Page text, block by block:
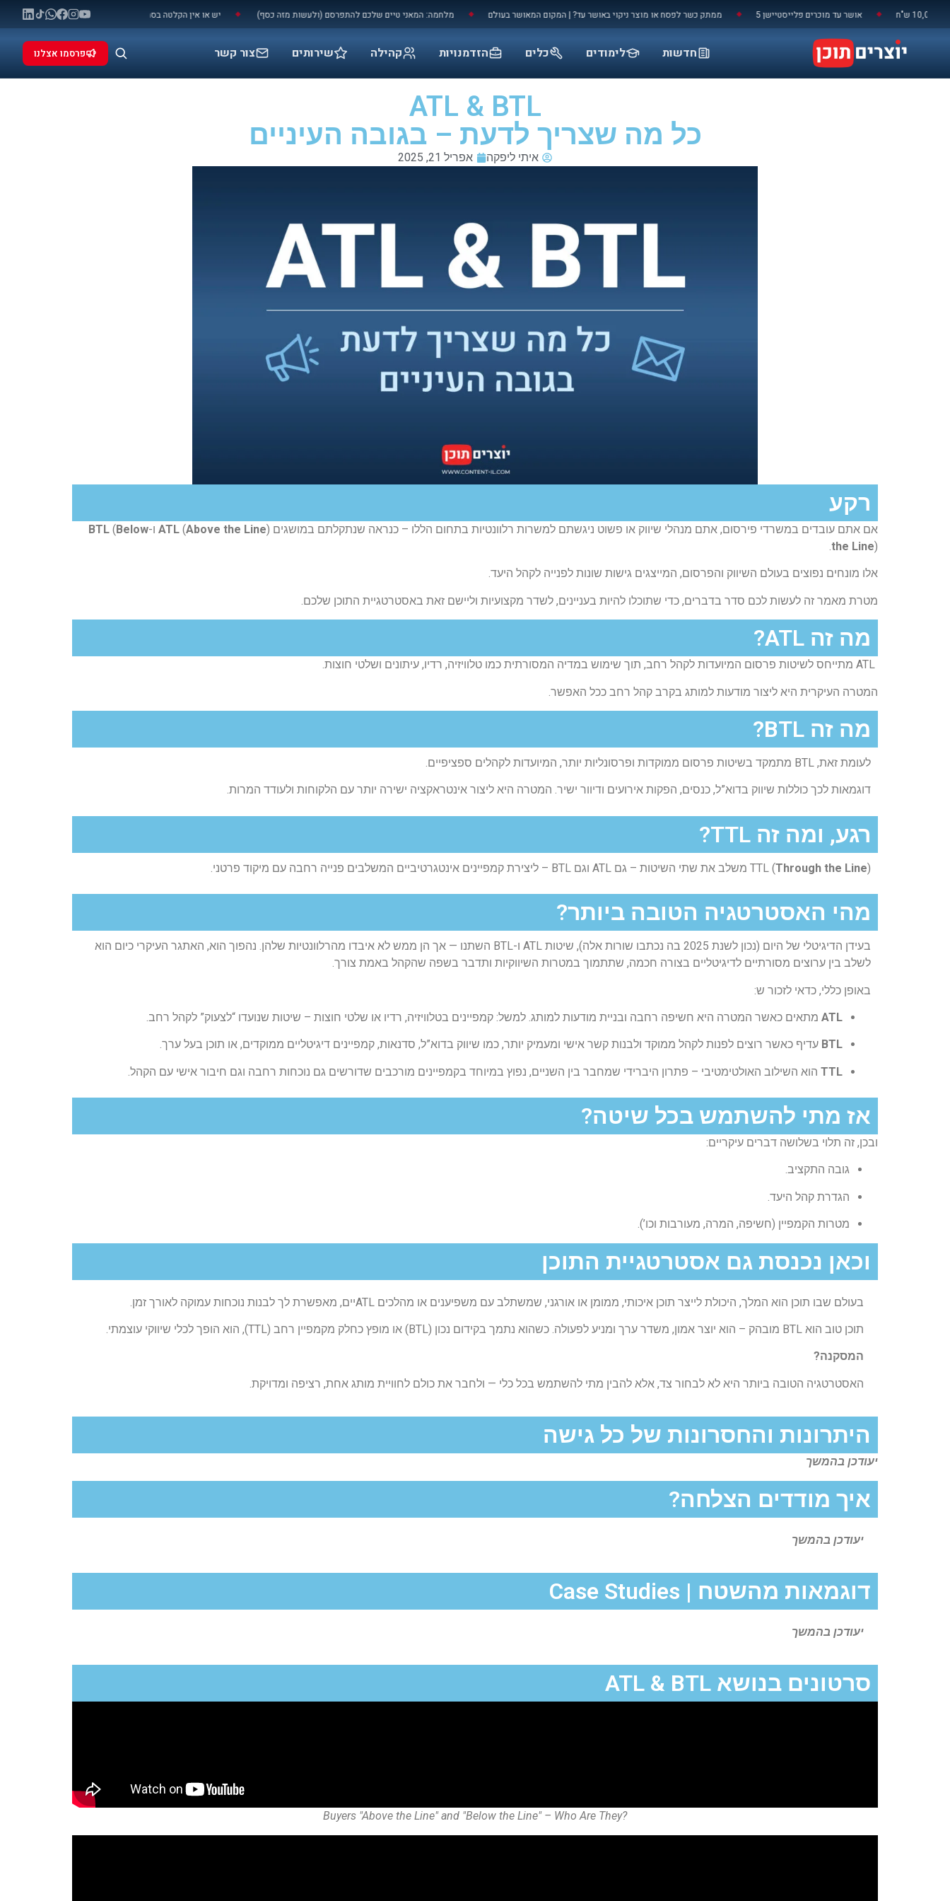
לתוכן יש או אין הקלטה בסמסונג גלקסי S26 שנמכר בייבוא מקביל באושר עד? | המקום המאושר בעולם ◆ מלחמה: המאני טיים שלכם להתפרסם (ולעשות מזה כסף) ◆ ממתק כשר לפסח או מוצר ניקוי באושר עד? | המקום המאושר בעולם ◆ אושר עד מוכרים פלייסטיישן 5 ◆
חדשות לימודים כלים הזדמנויות קהילה שירותים צור קשר פרסמו אצלנו
ATL & BTL
כל מה שצריך לדעת – בגובה העיניים​
איתי ליפקה אפריל 21, 2025
רקע​
אם אתם עובדים במשרדי פירסום, אתם מנהלי שיווק או פשוט ניגשתם למשרות רלוונטיות בתחום הללו – כנראה שנתקלתם במושגים ATL (Above the Line) ו- BTL (Below
the Line).
אלו מונחים נפוצים בעולם השיווק והפרסום, המייצגים גישות שונות לפנייה לקהל היעד.
מטרת מאמר זה לעשות לכם סדר בדברים, כדי שתוכלו להיות בעניינים, לשדר מקצועיות וליישם זאת באסטרטגיית התוכן שלכם.
מה זה ATL?​
המטרה העיקרית היא ליצור מודעות למותג בקרב קהל רחב ככל האפשר.
מה זה BTL?
לעומת זאת, BTL מתמקד בשיטות פרסום ממוקדות ופרסונליות יותר, המיועדות לקהלים ספציפיים.
דוגמאות לכך כוללות שיווק בדוא”ל, כנסים, הפקות אירועים ודיוור ישיר. המטרה היא ליצור אינטראקציה ישירה יותר עם הלקוחות ולעודד המרות.
רגע, ומה זה TTL?
TTL (Through the Line) משלב את שתי השיטות – גם ATL וגם BTL – ליצירת קמפיינים אינטגרטיביים המשלבים פנייה רחבה עם מיקוד פרטני.
מהי האסטרטגיה הטובה ביותר?
בעידן הדיגיטלי של היום (נכון לשנת 2025 בה נכתבו שורות אלה), שיטות ATL ו-BTL השתנו — אך הן ממש לא איבדו מהרלוונטיות שלהן. נהפוך הוא, האתגר העיקרי כיום הוא
לשלב בין ערוצים מסורתיים לדיגיטליים בצורה חכמה, שתתמוך במטרות השיווקיות ותדבר בשפה שהקהל באמת צורך.
באופן כללי, כדאי לזכור ש:
ATL מתאים כאשר המטרה היא חשיפה רחבה ובניית מודעות למותג. למשל: קמפיינים בטלוויזיה, רדיו או שלטי חוצות – שיטות שנועדו “לצעוק” לקהל רחב.
BTL עדיף כאשר רוצים לפנות לקהל ממוקד ולבנות קשר אישי ומעמיק יותר, כמו שיווק בדוא”ל, סדנאות, קמפיינים דיגיטליים ממוקדים, או תוכן בעל ערך.
TTL הוא השילוב האולטימטיבי – פתרון היברידי שמחבר בין השניים, נפוץ במיוחד בקמפיינים מורכבים שדורשים גם נוכחות רחבה וגם חיבור אישי עם הקהל.
אז מתי להשתמש בכל שיטה?
ובכן, זה תלוי בשלושה דברים עיקריים:
גובה התקציב.
הגדרת קהל היעד.
מטרות הקמפיין (חשיפה, המרה, מעורבות וכו’).
וכאן נכנסת גם אסטרטגיית התוכן
בעולם שבו תוכן הוא המלך, היכולת לייצר תוכן איכותי, ממומן או אורגני, שמשתלב עם משפיענים או מהלכים ATLיים, מאפשרת לך לבנות נוכחות עמוקה לאורך זמן.
תוכן טוב הוא BTL מובהק – הוא יוצר אמון, משדר ערך ומניע לפעולה. כשהוא נתמך בקידום נכון (BTL) או מופץ כחלק מקמפיין רחב (TTL), הוא הופך לכלי שיווקי עוצמתי.
המסקנה?
האסטרטגיה הטובה ביותר היא לא לבחור צד, אלא להבין מתי להשתמש בכל כלי — ולחבר את כולם לחוויית מותג אחת, רציפה ומדויקת.
היתרונות והחסרונות של כל גישה
יעודכן בהמשך
איך מודדים הצלחה?
יעודכן בהמשך
דוגמאות מהשטח | Case Studies
יעודכן בהמשך
סרטונים בנושא ATL & BTL
Buyers "Above the Line" and "Below the Line" – Who Are They?